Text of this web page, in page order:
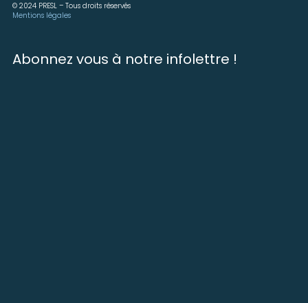
© 2024 PRESL – Tous droits réservés
Mentions légales
Abonnez vous à notre infolettre !